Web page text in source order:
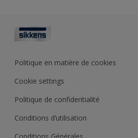
Architectes
Collections de couleurs
Base de connaissances
Politique en matière de cookies
Cookie settings
Politique de confidentialité
Conditions d’utilisation
Conditions Générales